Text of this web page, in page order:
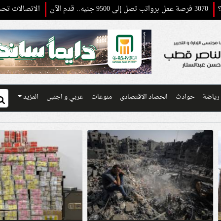
الاتصالات تحسم الجدل
رياضة حوادث الحصاد الاقتصادى منوعات عربي و اجنبى المزيد